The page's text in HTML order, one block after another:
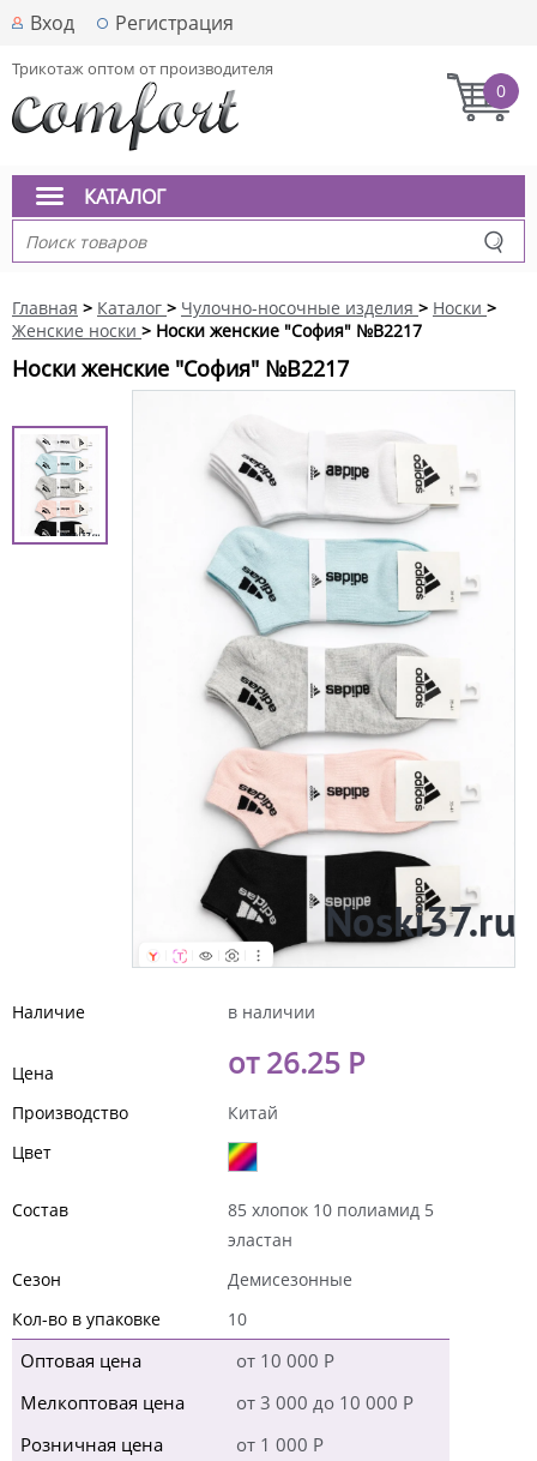
Вход Регистрация
Трикотаж оптом от производителя
0
КАТАЛОГ
Главная > Каталог > Чулочно-носочные изделия > Носки >
Женские носки > Носки женские "София" №В2217
Носки женские "София" №В2217
Наличие в наличии
Цена от 26.25 Р
Производство
Китай
Цвет
Состав
85 хлопок 10 полиамид 5
эластан
Сезон
Демисезонные
Кол-во в упаковке
10
Оптовая цена
от 10 000 Р
Мелкоптовая цена
от 3 000 до 10 000 Р
Розничная цена
от 1 000 Р